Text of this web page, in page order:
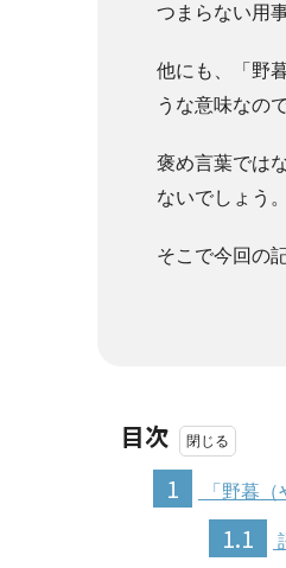
つまらない用
他にも、「野
うな意味なの
褒め言葉では
ないでしょう。
そこで今回の
目次
1
「野暮
1.1